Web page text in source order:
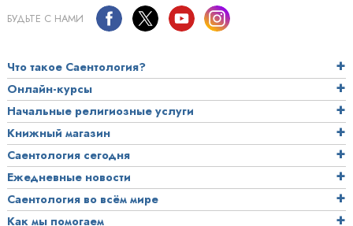
БУДЬТЕ С НАМИ
Что такое Саентология?
Онлайн-курсы
Начальные религиозные услуги
Книжный магазин
Саентология сегодня
Ежедневные новости
Саентология во всём мире
Как мы помогаем